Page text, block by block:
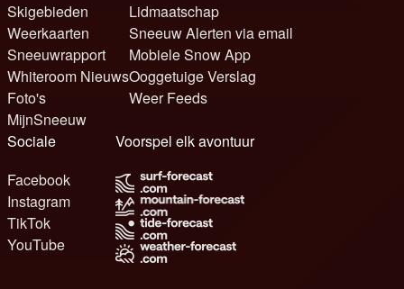
Skigebieden
Weerkaarten
Sneeuwrapport
Whiteroom Nieuws
Foto's
MijnSneeuw
Lidmaatschap
Sneeuw Alerten via email
Mobiele Snow App
Ooggetuige Verslag
Weer Feeds
Sociale
Facebook
Instagram
TikTok
YouTube
Voorspel elk avontuur